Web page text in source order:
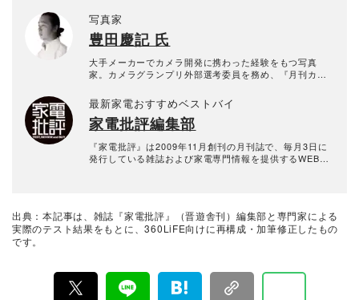
写真家
豊田慶記 氏
大手メーカーでカメラ開発に携わった経験をもつ写真
家。カメラグランプリ外部選考委員を務め、『月刊カメ
っている。このほか「Webカメラマン」「デジカメWatc
h」でレビューを書いたり、CP+2022 LUMIXセミナーを
行ったり、富士フィルムの開発者と対談をするなど、カ
メラに関する幅広い活動をしている。2021年には東京都
と大阪で写真展を開催した。車とカメラ好き。
最新家電おすすめベストバイ
家電批評編集部
『家電批評』は2009年11月創刊の月刊誌で、毎月3日に
発行している雑誌および家電専門情報を提供するWEBメ
検証機関が実機テストを行い、価格やブランドに惑わさ
れることなく製品の本質的な性能を見極め、その良し悪
出典：本記事は、雑誌『家電批評』（晋遊舎刊）編集部と専門家による
実際のテスト結果をもとに、360LiFE向けに再構成・加筆修正したもの
です。